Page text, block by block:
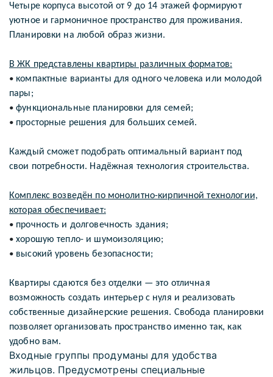
Четыре корпуса высотой от 9 до 14 этажей формируют
уютное и гармоничное пространство для проживания.
Планировки на любой образ жизни.
В ЖК представлены квартиры различных форматов:
• компактные варианты для одного человека или молодой
пары;
• функциональные планировки для семей;
• просторные решения для больших семей.
Каждый сможет подобрать оптимальный вариант под
свои потребности. Надёжная технология строительства.
Комплекс возведён по монолитно-кирпичной технологии,
которая обеспечивает:
• прочность и долговечность здания;
• хорошую тепло- и шумоизоляцию;
• высокий уровень безопасности;
Квартиры сдаются без отделки — это отличная
возможность создать интерьер с нуля и реализовать
собственные дизайнерские решения. Свобода планировки
позволяет организовать пространство именно так, как
удобно вам.
Входные группы продуманы для удобства
жильцов. Предусмотрены специальные